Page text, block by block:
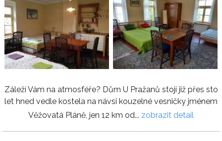
Záleží Vám na atmosféře? Dům U Pražanů stojí již přes sto
let hned vedle kostela na návsi kouzelné vesničky jménem
Věžovatá Pláně, jen 12 km od... zobrazit detail